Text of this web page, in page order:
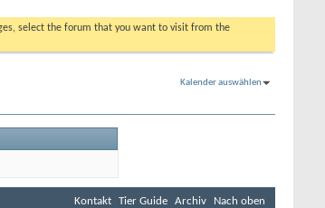
select the forum that you want to visit from the
Kalender auswählen
Kontakt Tier Guide Archiv Nach oben